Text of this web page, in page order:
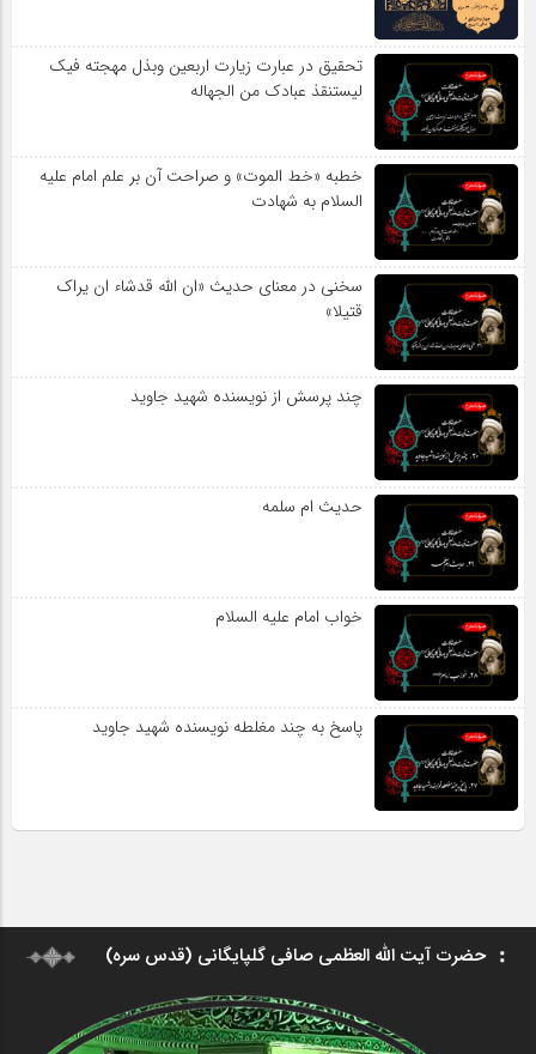
تحقیق در عبارت زیارت اربعین وبذل مهجته فیک
لیستنقذ عبادک من الجهاله
خطبه «خط الموت» و صراحت آن بر علم امام علیه
السلام به شهادت
سخنی در معنای حدیث «ان الله قدشاء ان یراک
قتیلا»
چند پرسش از نویسنده شهید جاوید
حدیث ام سلمه
خواب امام علیه السلام
پاسخ به چند مغلطه نویسنده شهید جاوید
حضرت آیت الله العظمی صافی گلپایگانی (قدس سره)